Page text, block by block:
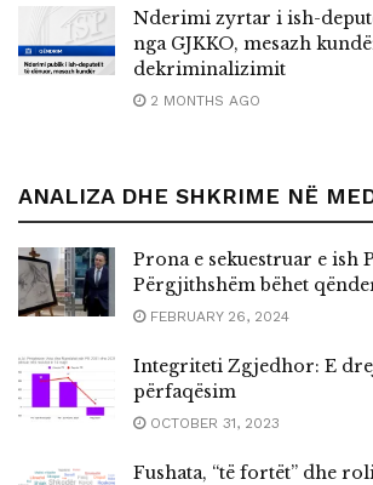
Nderimi zyrtar i ish-
nga GJKKO, mesazh
dekriminalizimit
2 MONTHS AGO
ANALIZA DHE SHKRIME NË
Prona e sekuestruar e ish
Përgjithshëm bëhet
FEBRUARY 26, 2024
Integriteti Zgjedhor: E
përfaqësim
OCTOBER 31, 2023
Fushata, “të fortët” dhe